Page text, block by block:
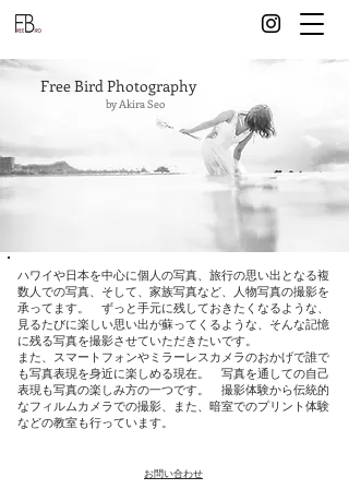
Free Bird Photography
by Akira Seo
ハワイや日本を中心に個人の写真、旅行の思い出となる複
数人での写真、そして、家族写真など、
人物写真の撮影を
承ってます。 ずっと手元に残しておきたくなるような、
見るたびに楽しい思い出が蘇ってくるような、そんな記憶
に残る写真を撮影させていただきたいです。
また、スマートフォンやミラーレスカメラのおかげで誰で
も写真表現を身近に楽しめる現在。 写真を通しての自己
表現も写真の楽しみ方の一つです。 撮影体験から伝統的
なフィルムカメラでの撮影、また、暗室でのプリント体験
などの教室も行っています。
​お問い合わせ